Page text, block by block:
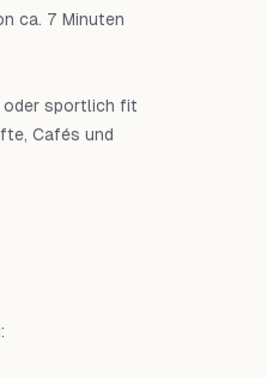
ca. 7 Minuten
oder sportlich fit
Cafés und